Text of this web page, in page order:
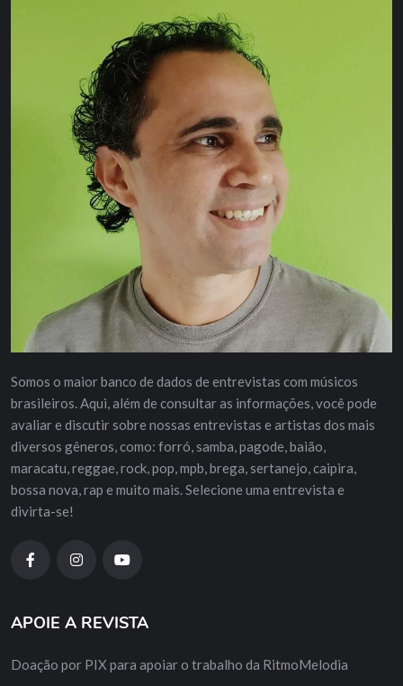
Somos o maior banco de dados de entrevistas com músicos
brasileiros. Aqui, além de consultar as informações, você pode
avaliar e discutir sobre nossas entrevistas e artistas dos mais
diversos gêneros, como: forró, samba, pagode, baião,
maracatu, reggae, rock, pop, mpb, brega, sertanejo, caipira,
bossa nova, rap e muito mais. Selecione uma entrevista e
divirta-se!
APOIE A REVISTA
Doação por PIX para apoiar o trabalho da RitmoMelodia